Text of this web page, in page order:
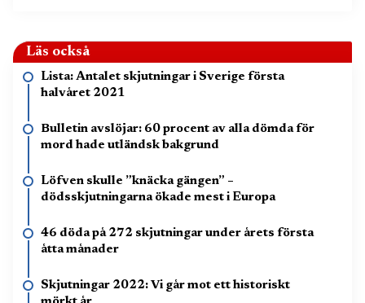
Läs också
Lista: Antalet skjutningar i Sverige första
halvåret 2021
Bulletin avslöjar: 60 procent av alla dömda för
mord hade utländsk bakgrund
Löfven skulle ”knäcka gängen” –
dödsskjutningarna ökade mest i Europa
46 döda på 272 skjutningar under årets första
åtta månader
Skjutningar 2022: Vi går mot ett historiskt